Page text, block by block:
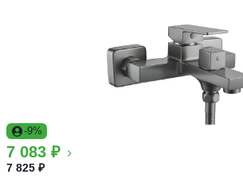
-9%
7 083 ₽
7 825 ₽